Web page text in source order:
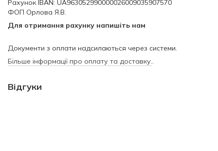
Рахунок IBAN: UA963052990000026009035907570
ФОП Орлова Я.В.
Для отримання рахунку напишіть нам
Документи з оплати надсилаються через системи.
Більше інформації про оплату та доставку.
Відгуки